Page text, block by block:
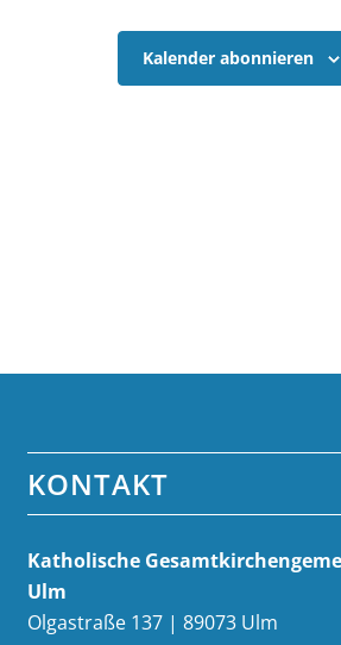
Kalender abonnieren
KONTAKT
Katholische
Ulm
Olgastraße 137 | 89073 Ulm